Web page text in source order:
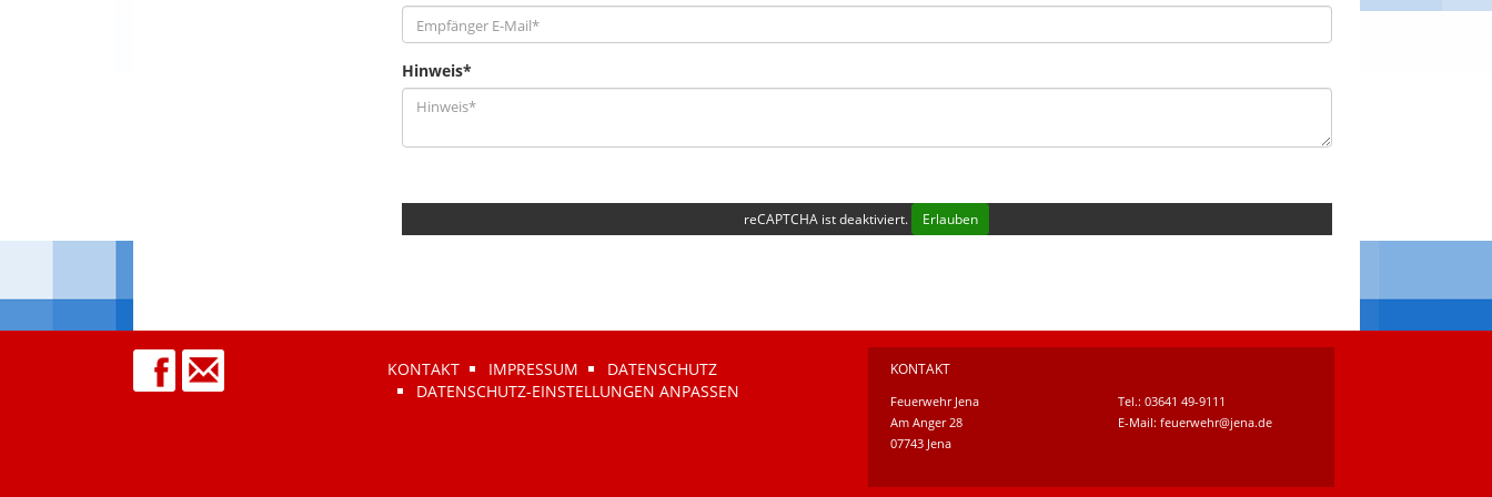
Hinweis*
reCAPTCHA ist deaktiviert. Erlauben
KONTAKT IMPRESSUM
DATENSCHUTZ
DATENSCHUTZ-EINSTELLUNGEN ANPASSEN
KONTAKT
Feuerwehr Jena
Am Anger 28
07743 Jena
Tel.: 03641 49-9111
E-Mail: feuerwehr@jena.de